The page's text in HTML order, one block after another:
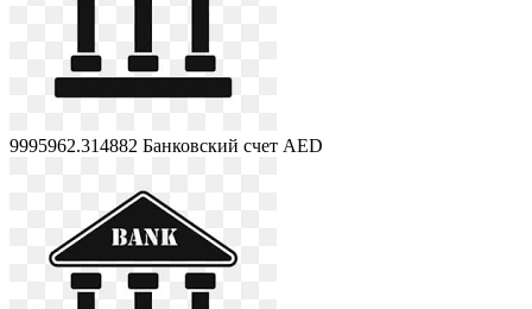
9995962.314882 Банковский счет AED